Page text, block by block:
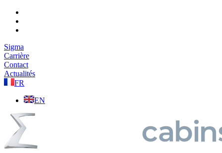
Sigma
Carrière
Contact
Actualités
FR
EN